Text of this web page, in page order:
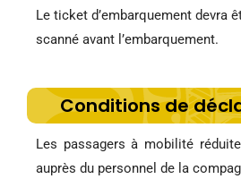
Le ticket d’embarquement devra
scanné avant l’embarquement.
Conditions de
Les passagers à mobilité
auprès du personnel de la